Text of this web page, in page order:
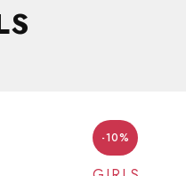
-10%